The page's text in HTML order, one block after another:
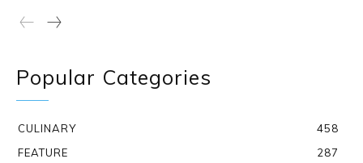
Popular Categories
CULINARY
458
FEATURE
287